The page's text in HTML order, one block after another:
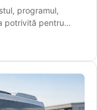
programul,
potrivită pentru